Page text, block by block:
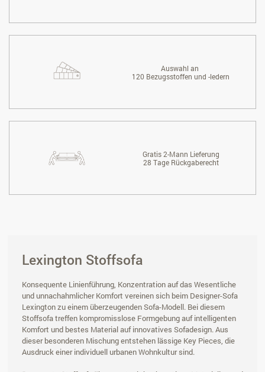
Auswahl an
120 Bezugsstoffen und -ledern
Gratis 2-Mann Lieferung
28 Tage Rückgaberecht
Lexington Stoffsofa
Konsequente Linienführung, Konzentration auf das Wesentliche
und unnachahmlicher Komfort vereinen sich beim Designer-Sofa
Lexington zu einem überzeugenden Sofa-Modell. Bei diesem
Stoffsofa treffen kompromisslose Formgebung auf intelligenten
Komfort und bestes Material auf innovatives Sofadesign. Aus
dieser besonderen Mischung entstehen lässige Key Pieces, die
Ausdruck einer individuell urbanen Wohnkultur sind.